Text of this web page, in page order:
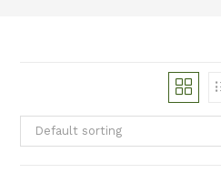
Default sorting